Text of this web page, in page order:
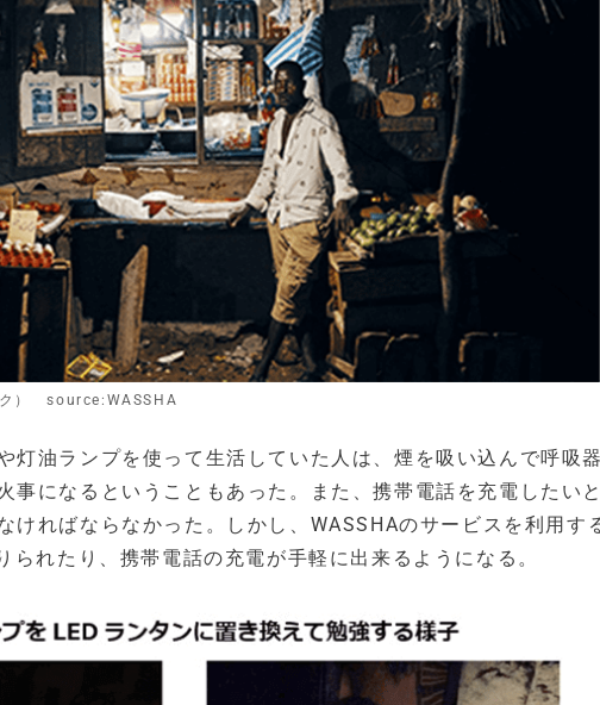
ク） source:WASSHA
灯油ランプを使って生活していた人は、煙を吸い込んで呼吸
事になるということもあった。また、携帯電話を充電したい
ければならなかった。しかし、WASSHAのサービスを利用す
れたり、携帯電話の充電が手軽に出来るようになる。